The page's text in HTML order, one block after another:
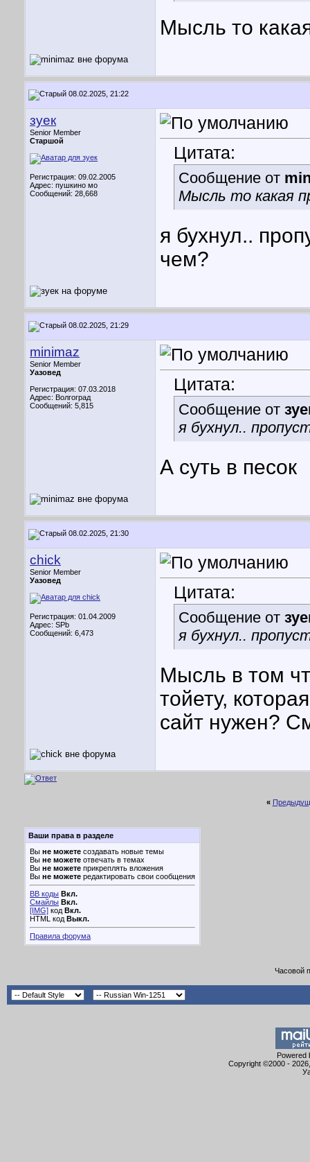
Мысль то
08.02.2025, 21:22
зуек
Senior Member
Старшой
Регистрация: 09.02.2005
Адрес: пушкино мо
Сообщений: 28,668
Цитата:
Сообщение от
Мысль то какая
я бухнул..
чем?
08.02.2025, 21:29
minimaz
Senior Member
Уазовед
Регистрация: 07.03.2018
Адрес: Волгоград
Сообщений: 5,815
Цитата:
Сообщение от
я бухнул..
А суть в песок
08.02.2025, 21:30
chick
Senior Member
Уазовед
Регистрация: 01.04.2009
Адрес: SPb
Сообщений: 6,473
Цитата:
Сообщение от
я бухнул..
Мысль в том
тойету,
сайт нужен?
«
Ваши права в разделе
Вы не можете создавать новые темы
Вы не можете отвечать в темах
Вы не можете прикреплять вложения
Вы не можете редактировать свои сообщения
BB коды Вкл.
Смайлы Вкл.
[IMG] код Вкл.
HTML код Выкл.
Правила форума
Часовой
Powered
Copyright ©2000 -